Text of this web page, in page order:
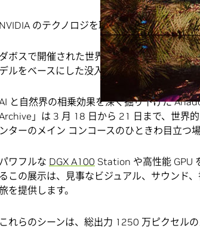
NVIDIA のテクノロジを取り巻くエコシステム
ダボスで開催された世界経済フォーラムでの
デルをベースにした没入型アート作品が、
と自然界の相乗効果を深く掘り下げた
」は 3 月 18 日から 21 日まで、世界
ンターのメイン コンコースのひときわ目立つ
パワフルな DGX A100 Station や高性能 GPU
るこの展示は、見事なビジュアル、サウンド
を提供します。
これらのシーンは、総出力 1250 万ピクセル